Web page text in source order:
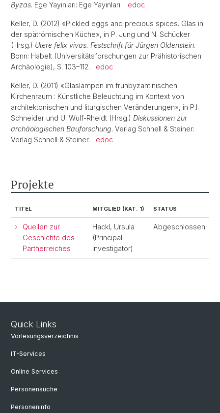
Byzas. Ege Yayınları: Ege Yayınları. edoc
Keller, D. (2012) «Pickled eggs and precious spices. Glas in
der spätrömischen Küche», in P. Jung und N. Schücker
(Hrsg.) Utere felix vivas. Festschrift für Jürgen Oldenstein.
Bonn: Habelt (Universitätsforschungen zur Prähistorischen
Archäologie), S. 103–112. edoc
Keller, D. (2011) «Glaslampen im frühbyzantinischen
Kirchenraum : Künstliche Beleuchtung im Kontext von
architektonischen und liturgischen Veränderungen», in P.I.
Schneider und U. Wulf-Rheidt (Hrsg.) Diskussionen zur
archäologischen Bauforschung. Verlag Schnell & Steiner:
Verlag Schnell & Steiner. edoc
Projekte
TITEL MITGLIED (KAT. 1) STATUS
Quellen zur
Geschichte des
Partherreiches
Hackl, Ursula
(Principal
Investigator)
Abgeschlossen
Quick Links
Vorlesungsverzeichnis
IT-Services
Online Services
Personensuche
Personeninfo